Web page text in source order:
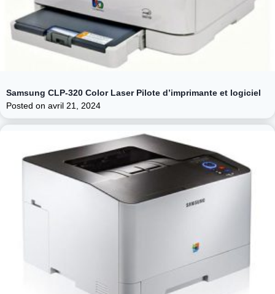
Samsung CLP-320 Color Laser Pilote d’imprimante et logiciel
Posted on avril 21, 2024